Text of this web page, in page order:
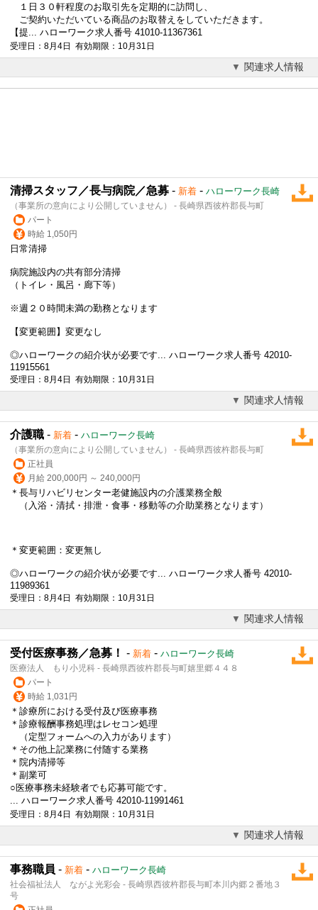
１日３０軒程度のお取引先を定期的に訪問し、
ご契約いただいている商品のお取替えをしていただきます。
【提... ハローワーク求人番号 41010-11367361
受理日：8月4日 有効期限：10月31日
関連求人情報
清掃スタッフ／長与病院／急募 - 新着 - ハローワーク長崎
（事業所の意向により公開していません） - 長崎県西彼杵郡長与町
パート
時給 1,050円
日常清掃
病院施設内の共有部分清掃
（トイレ・風呂・廊下等）
※週２０時間未満の勤務となります
【変更範囲】変更なし
◎ハローワークの紹介状が必要です... ハローワーク求人番号 42010-
11915561
受理日：8月4日 有効期限：10月31日
関連求人情報
介護職 - 新着 - ハローワーク長崎
（事業所の意向により公開していません） - 長崎県西彼杵郡長与町
正社員
月給 200,000円 ～ 240,000円
＊長与リハビリセンター老健施設内の介護業務全般
（入浴・清拭・排泄・食事・移動等の介助業務となります）
＊変更範囲：変更無し
◎ハローワークの紹介状が必要です... ハローワーク求人番号 42010-
11989361
受理日：8月4日 有効期限：10月31日
関連求人情報
受付医療事務／急募！ - 新着 - ハローワーク長崎
医療法人 もり小児科 - 長崎県西彼杵郡長与町嬉里郷４４８
パート
時給 1,031円
＊診療所における受付及び医療事務
＊診療報酬事務処理はレセコン処理
（定型フォームへの入力があります）
＊その他上記業務に付随する業務
＊院内清掃等
＊副業可
○医療事務未経験者でも応募可能です。
... ハローワーク求人番号 42010-11991461
受理日：8月4日 有効期限：10月31日
関連求人情報
事務職員 - 新着 - ハローワーク長崎
社会福祉法人 ながよ光彩会 - 長崎県西彼杵郡長与町本川内郷２番地３
号